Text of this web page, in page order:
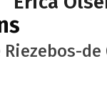
de